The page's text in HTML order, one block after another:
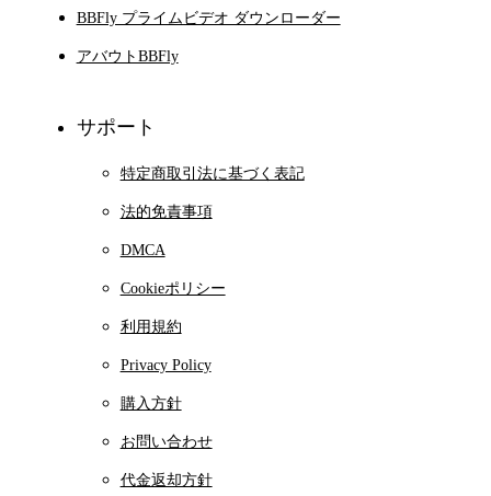
BBFly プライムビデオ ダウンローダー
アバウトBBFly
サポート
特定商取引法に基づく表記
法的免責事項
DMCA
Cookieポリシー
利用規約
Privacy Policy
購入方針
お問い合わせ
代金返却方針